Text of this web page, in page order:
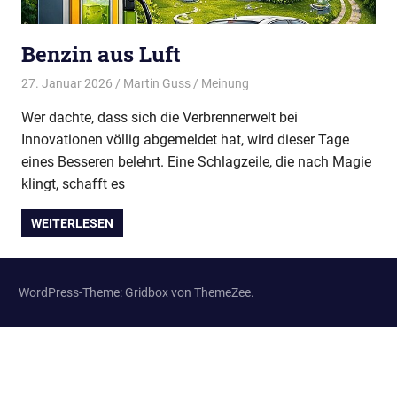
Wir
treffen
uns
regelmäßig
zum
Benzin aus Luft
27. Januar 2026 Martin Guss Meinung
Wer dachte, dass sich die Verbrennerwelt bei
Innovationen völlig abgemeldet hat, wird dieser Tage
eines Besseren belehrt. Eine Schlagzeile, die nach Magie
klingt, schafft es
WEITERLESEN
WordPress-Theme: Gridbox von ThemeZee.